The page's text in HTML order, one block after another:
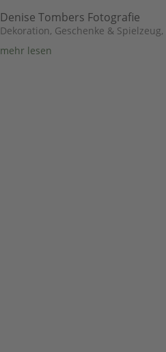
Denise Tombers Fotografie
Dekoration, Geschenke & Spielzeug,
mehr lesen